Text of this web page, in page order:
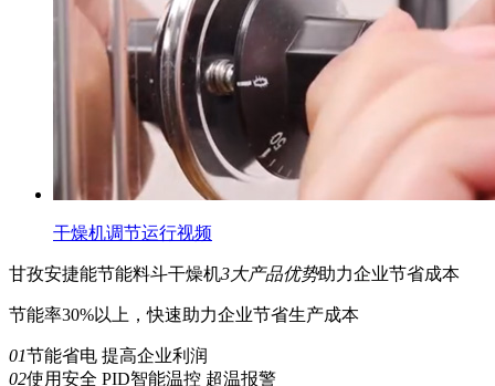
干燥机调节运行视频
甘孜安捷能节能料斗干燥机3大产品优势助力企业节省成本
节能率30%以上，快速助力企业节省生产成本
01节能省电 提高企业利润
02使用安全 PID智能温控 超温报警